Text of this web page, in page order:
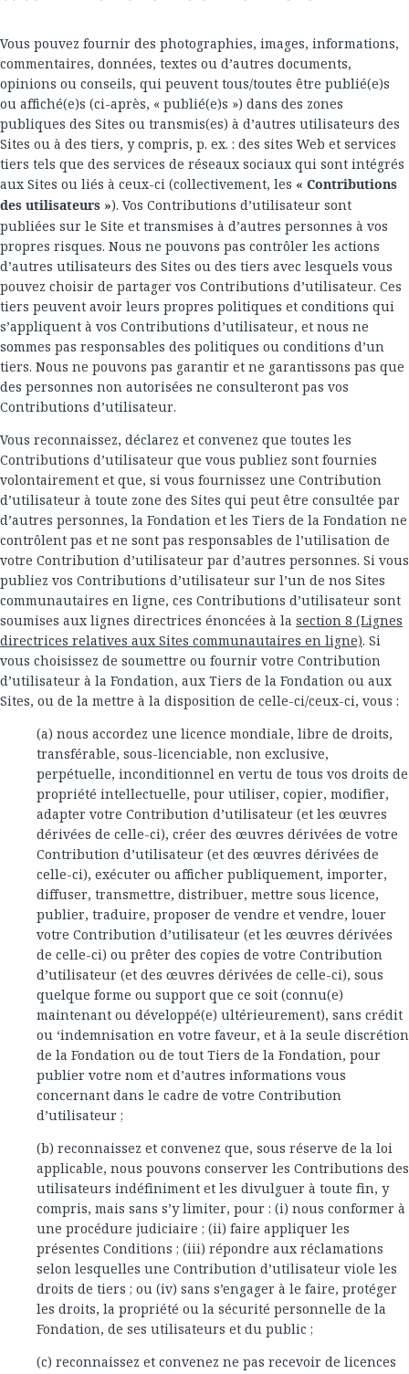
Vous pouvez fournir des photographies, images, informations,
commentaires, données, textes ou d’autres documents,
opinions ou conseils, qui peuvent tous/toutes être publié(e)s
ou affiché(e)s (ci-après, « publié(e)s ») dans des zones
publiques des Sites ou transmis(es) à d’autres utilisateurs des
Sites ou à des tiers, y compris, p. ex. : des sites Web et services
tiers tels que des services de réseaux sociaux qui sont intégrés
aux Sites ou liés à ceux-ci (collectivement, les « Contributions
des utilisateurs »). Vos Contributions d’utilisateur sont
publiées sur le Site et transmises à d’autres personnes à vos
propres risques. Nous ne pouvons pas contrôler les actions
d’autres utilisateurs des Sites ou des tiers avec lesquels vous
pouvez choisir de partager vos Contributions d’utilisateur. Ces
tiers peuvent avoir leurs propres politiques et conditions qui
s’appliquent à vos Contributions d’utilisateur, et nous ne
sommes pas responsables des politiques ou conditions d’un
tiers. Nous ne pouvons pas garantir et ne garantissons pas que
des personnes non autorisées ne consulteront pas vos
Contributions d’utilisateur.
Vous reconnaissez, déclarez et convenez que toutes les
Contributions d’utilisateur que vous publiez sont fournies
volontairement et que, si vous fournissez une Contribution
d’utilisateur à toute zone des Sites qui peut être consultée par
d’autres personnes, la Fondation et les Tiers de la Fondation ne
contrôlent pas et ne sont pas responsables de l’utilisation de
votre Contribution d’utilisateur par d’autres personnes. Si vous
publiez vos Contributions d’utilisateur sur l’un de nos Sites
communautaires en ligne, ces Contributions d’utilisateur sont
soumises aux lignes directrices énoncées à la section 8 (Lignes
directrices relatives aux Sites communautaires en ligne). Si
vous choisissez de soumettre ou fournir votre Contribution
d’utilisateur à la Fondation, aux Tiers de la Fondation ou aux
Sites, ou de la mettre à la disposition de celle-ci/ceux-ci, vous :
(a) nous accordez une licence mondiale, libre de droits,
transférable, sous-licenciable, non exclusive,
perpétuelle, inconditionnel en vertu de tous vos droits de
propriété intellectuelle, pour utiliser, copier, modifier,
adapter votre Contribution d’utilisateur (et les œuvres
dérivées de celle-ci), créer des œuvres dérivées de votre
Contribution d’utilisateur (et des œuvres dérivées de
celle-ci), exécuter ou afficher publiquement, importer,
diffuser, transmettre, distribuer, mettre sous licence,
publier, traduire, proposer de vendre et vendre, louer
votre Contribution d’utilisateur (et les œuvres dérivées
de celle-ci) ou prêter des copies de votre Contribution
d’utilisateur (et des œuvres dérivées de celle-ci), sous
quelque forme ou support que ce soit (connu(e)
maintenant ou développé(e) ultérieurement), sans crédit
ou ‘indemnisation en votre faveur, et à la seule discrétion
de la Fondation ou de tout Tiers de la Fondation, pour
publier votre nom et d’autres informations vous
concernant dans le cadre de votre Contribution
d’utilisateur ;
(b) reconnaissez et convenez que, sous réserve de la loi
applicable, nous pouvons conserver les Contributions des
utilisateurs indéfiniment et les divulguer à toute fin, y
compris, mais sans s’y limiter, pour : (i) nous conformer à
une procédure judiciaire ; (ii) faire appliquer les
présentes Conditions ; (iii) répondre aux réclamations
selon lesquelles une Contribution d’utilisateur viole les
droits de tiers ; ou (iv) sans s’engager à le faire, protéger
les droits, la propriété ou la sécurité personnelle de la
Fondation, de ses utilisateurs et du public ;
(c) reconnaissez et convenez ne pas recevoir de licences